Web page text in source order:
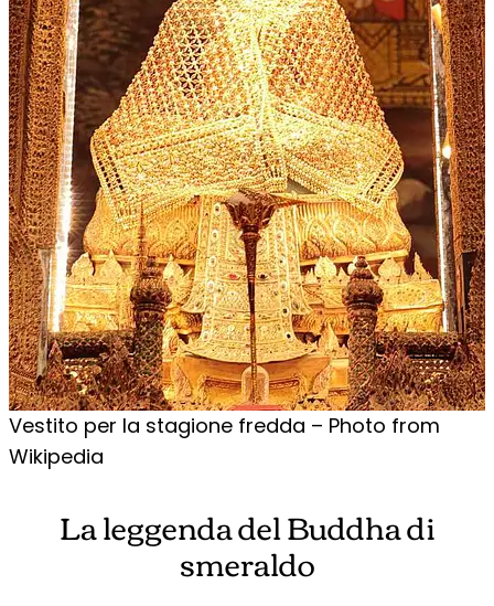
Vestito per la stagione fredda – Photo from
Wikipedia
La leggenda del Buddha di
smeraldo